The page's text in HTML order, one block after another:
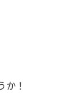
か！